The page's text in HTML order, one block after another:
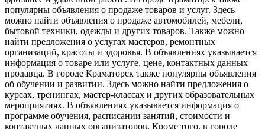
популярны объявления о продаже товаров и услуг. Здесь
можно найти объявления о продаже автомобилей, мебели,
бытовой техники, одежды и других товаров. Также можно
найти предложения о услугах мастеров, ремонтных
организаций, красоты и здоровья. В объявлениях указывается
информация о товаре или услуге, цене, контактных данных
продавца. В городе Краматорск также популярны объявления
об обучении и развитии. Здесь можно найти предложения о
курсах, тренингах, мастер-классах и других образовательных
мероприятиях. В объявлениях указывается информация о
программе обучения, расписании занятий, стоимости и
контактных данных организаторов. Кроме того, в городе